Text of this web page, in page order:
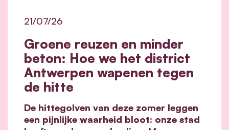
Groene reuzen en minder
beton: Hoe we het district
Antwerpen wapenen tegen
de hitte
21/07/26
De hittegolven van deze zomer leggen
een pijnlijke waarheid bloot: onze stad